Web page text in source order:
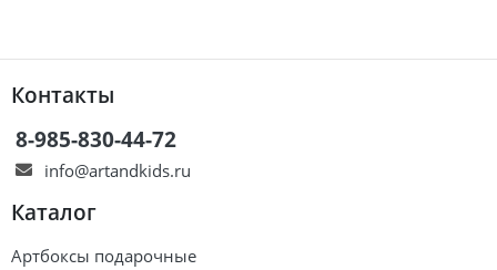
Контакты
8-985-830-44-72
info@artandkids.ru
Каталог
Артбоксы подарочные